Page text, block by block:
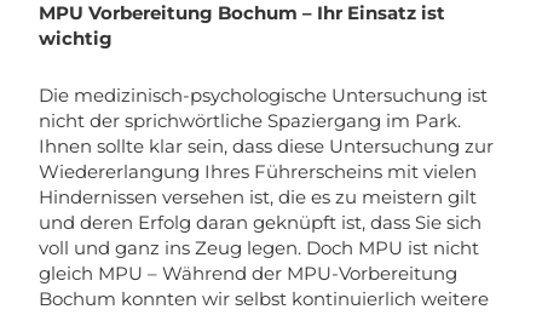
MPU Vorbereitung Bochum – Ihr Einsatz ist
wichtig
Die medizinisch-psychologische Untersuchung ist
nicht der sprichwörtliche Spaziergang im Park.
Ihnen sollte klar sein, dass diese Untersuchung zur
Wiedererlangung Ihres Führerscheins mit vielen
Hindernissen versehen ist, die es zu meistern gilt
und deren Erfolg daran geknüpft ist, dass Sie sich
voll und ganz ins Zeug legen. Doch MPU ist nicht
gleich MPU – Während der MPU-Vorbereitung
Bochum konnten wir selbst kontinuierlich weitere